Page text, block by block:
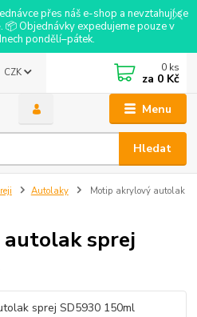
přes náš e-shop a nevztahují se
📦 Objednávky expedujeme pouze v
pondělí–pátek.
Menu
CZK
Hledat
0 ks
za 0 Kč
Autolaky
Motip akrylový autolak
sprej